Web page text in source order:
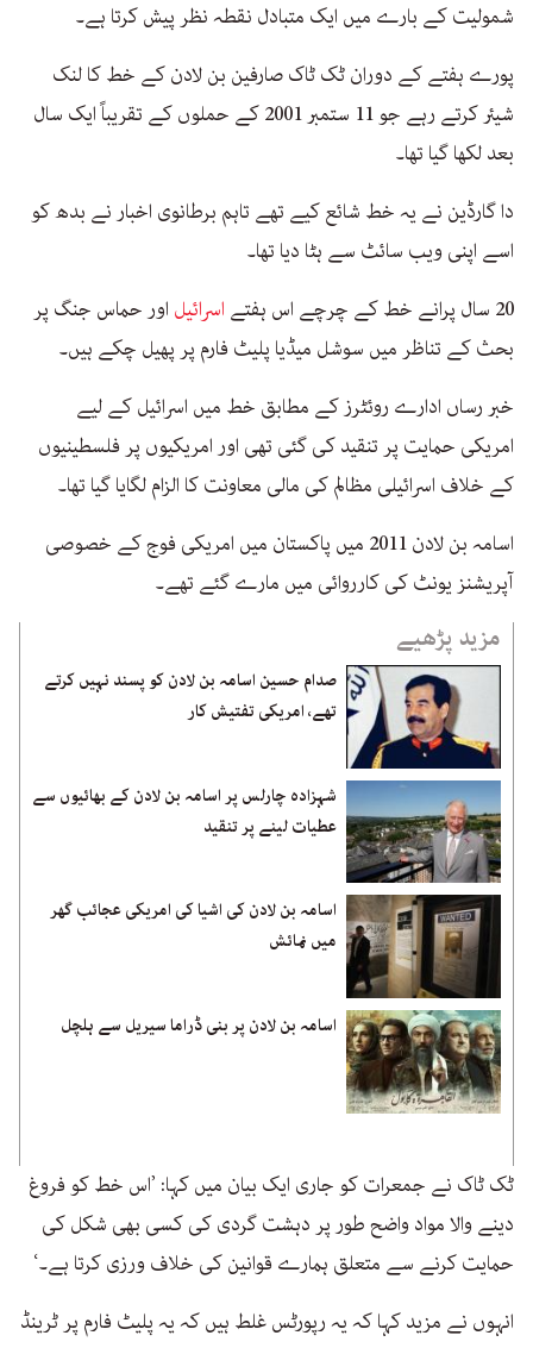
شمولیت کے بارے میں ایک متبادل نقطہ نظر پیش کرتا ہے۔
پورے ہفتے کے دوران ٹک ٹاک صارفین بن لادن کے خط کا لنک
شیئر کرتے رہے جو 11 ستمبر 2001 کے حملوں کے تقریباً ایک سال
بعد لکھا گیا تھا۔
دا گارڈین نے یہ خط شائع کیے تھے تاہم برطانوی اخبار نے بدھ کو
اسے اپنی ویب سائٹ سے ہٹا دیا تھا۔
20 سال پرانے خط کے چرچے اس ہفتے
اسرائیل اور حماس جنگ پر
بحث کے تناظر میں سوشل میڈیا پلیٹ فارم پر پھیل چکے ہیں۔
خبر رساں ادارے روئٹرز کے مطابق خط میں اسرائیل کے لیے
امریکی حمایت پر تنقید کی گئی تھی اور امریکیوں پر فلسطینیوں
کے خلاف اسرائیلی مظالم کی مالی معاونت کا الزام لگایا گیا تھا۔
اسامہ بن لادن 2011 میں پاکستان میں امریکی فوج کے خصوصی
آپریشنز یونٹ کی کارروائی میں مارے گئے تھے۔
مزید پڑھیے
صدام حسین اسامہ بن لادن کو پسند نہیں کرتے
تھے، امریکی تفتیش کار
شہزادہ چارلس پر اسامہ بن لادن کے بھائیوں سے
عطیات لینے پر تنقید
اسامہ بن لادن کی اشیا کی امریکی عجائب گھر
میں نمائش
اسامہ بن لادن پر بنی ڈراما سیریل سے ہلچل
ٹک ٹاک نے جمعرات کو جاری ایک بیان میں کہا: ’اس خط کو فروغ
دینے والا مواد واضح طور پر دہشت گردی کی کسی بھی شکل کی
حمایت کرنے سے متعلق ہمارے قوانین کی خلاف ورزی کرتا ہے۔‘
انہوں نے مزید کہا کہ یہ رپورٹس غلط ہیں کہ یہ پلیٹ فارم پر ٹرینڈ